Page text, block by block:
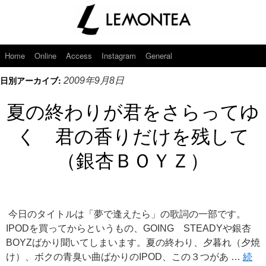
Home Online Access Instagram General
日別アーカイブ: 2009年9月8日
夏の終わりが君をさらってゆ
く 君の香りだけを残して
（銀杏ＢＯＹＺ）
今日のタイトルは「夢で逢えたら」の歌詞の一部です。
IPODを買ってからというもの、GOING STEADYや銀杏
BOYZばかり聞いてしまいます。夏の終わり、夕暮れ（夕焼
け）、ボクの青臭い曲ばかりのIPOD、この３つがあ … 続